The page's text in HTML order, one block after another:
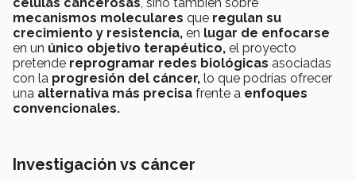
mecanismos moleculares que regulan su
crecimiento y resistencia, en lugar de enfocarse
en un único objetivo terapéutico, el proyecto
pretende reprogramar redes biológicas asociadas
con la progresión del cáncer, lo que podrías ofrecer
una alternativa más precisa frente a enfoques
convencionales.
Investigación vs cáncer